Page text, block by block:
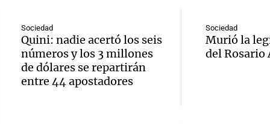
Episodios
desde
evalúa
Sociedad
Quini: nadie acertó los seis
números y los 3 millones
de dólares se repartirán
entre 44 apostadores
Sociedad
Murió la
del Rosario